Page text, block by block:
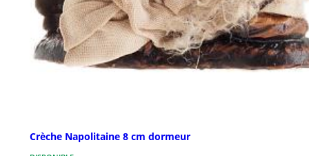
Crèche Napolitaine 8 cm dormeur